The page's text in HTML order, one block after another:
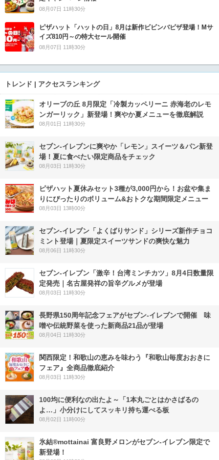
08月07日 11時30分
ピザハット「ハットの日」8月は新作ビビンバピザ登場！Mサ
イズ810円～の特大セール開催
08月07日 11時30分
トレンド | アクセスランキング
オリーブの丘 8月限定「冷製カッペリーニ 赤海老のレモ
ンガーリック」新登場！爽やか夏メニューを徹底解説
08月01日 11時30分
セブン‐イレブンに爽やか「レモン」スイーツ＆パン新登
場！夏に食べたい限定商品をチェック
08月03日 11時30分
ピザハット夏休みセット3種が3,000円から！お盆や集ま
りにぴったりのボリューム&おトクな期間限定メニュー
08月03日 13時00分
セブン‐イレブン「よくばりサンド」シリーズ新作チョコ
ミント登場｜夏限定スイーツサンドの爽快な魅力
08月06日 11時30分
セブン-イレブン「激辛！台湾ミンチカツ」8月4日数量限
定発売｜名古屋発祥の旨辛グルメが登場
08月03日 11時30分
長野県150周年記念フェアがセブン-イレブンで開催 味
噌や伝統野菜を使った新商品21品が登場
08月04日 11時30分
関西限定！和歌山の恵みを味わう『和歌山毎度おおきに
フェア』全商品徹底紹介
08月03日 11時30分
100均に便利なの出たよ～「1本丸ごとはかさばるの
よ…」小分けにしてスッキリ持ち運べる板
08月02日 11時00分
氷結®mottainai 富良野メロンがセブン‐イレブン限定で
新登場！